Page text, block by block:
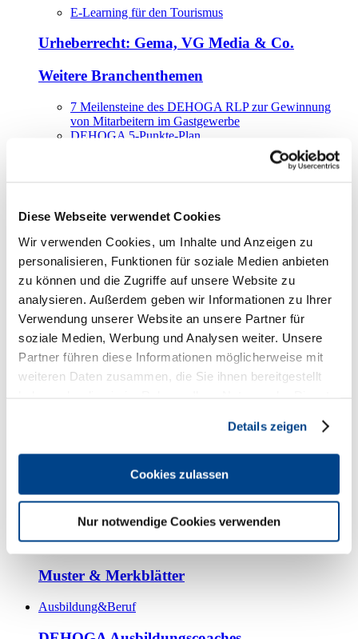
Diese Webseite verwendet Cookies
Wir verwenden Cookies, um Inhalte und Anzeigen zu
personalisieren, Funktionen für soziale Medien anbieten
zu können und die Zugriffe auf unsere Website zu
analysieren. Außerdem geben wir Informationen zu Ihrer
Verwendung unserer Website an unsere Partner für
soziale Medien, Werbung und Analysen weiter. Unsere
Partner führen diese Informationen möglicherweise mit
weiteren Daten zusammen, die Sie ihnen bereitgestellt
Cookies, wenn Sie unsere Webseite weiterhin nutzen.
Details zeigen
Cookies zulassen
Nur notwendige Cookies verwenden
E-Learning für den Tourismus
Urheberrecht: Gema, VG Media & Co.
Weitere Branchenthemen
7 Meilensteine des DEHOGA RLP zur Gewinnung
von Mitarbeitern im Gastgewerbe
DEHOGA 5-Punkte-Plan
DEHOGA Betriebsberatung
Beratungsprogramm Mittelstand
DEHOGA Energieberatung
DEHOGA Energiekampagne Gastgewerbe
DEHOGA Hotelklassifizierung
oneDEHOGA APP
FAQ zum Rechtsschutz
DEHOGA Umwelt & Nachhaltigkeit
Muster & Merkblätter
Ausbildung&Beruf